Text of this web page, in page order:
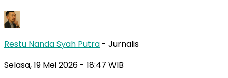
Restu Nanda Syah Putra - Jurnalis
Selasa, 19 Mei 2026 - 18:47 WIB